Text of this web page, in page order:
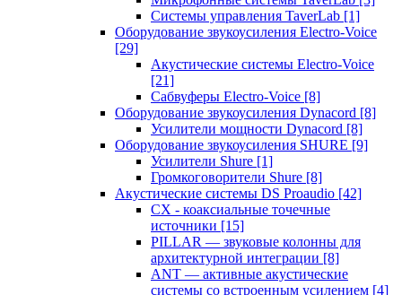
Системы управления TaverLab [1]
Оборудование звукоусиления Electro-Voice
[29]
Акустические системы Electro-Voice
[21]
Сабвуферы Electro-Voice [8]
Оборудование звукоусиления Dynacord [8]
Усилители мощности Dynacord [8]
Оборудование звукоусиления SHURE [9]
Усилители Shure [1]
Громкоговорители Shure [8]
Акустические системы DS Proaudio [42]
CX - коаксиальные точечные
источники [15]
PILLAR — звуковые колонны для
архитектурной интеграции [8]
ANT — активные акустические
системы со встроенным усилением [4]